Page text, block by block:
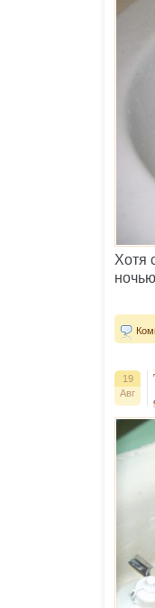
Хотя
19
Авг